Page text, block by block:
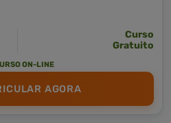
Curso
Gratuito
ON-LINE
AGORA